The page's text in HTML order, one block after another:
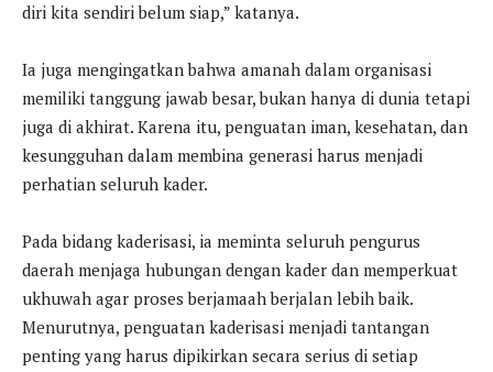
diri kita sendiri belum siap,” katanya.
Ia juga mengingatkan bahwa amanah dalam organisasi
memiliki tanggung jawab besar, bukan hanya di dunia tetapi
juga di akhirat. Karena itu, penguatan iman, kesehatan, dan
kesungguhan dalam membina generasi harus menjadi
perhatian seluruh kader.
Pada bidang kaderisasi, ia meminta seluruh pengurus
daerah menjaga hubungan dengan kader dan memperkuat
ukhuwah agar proses berjamaah berjalan lebih baik.
Menurutnya, penguatan kaderisasi menjadi tantangan
penting yang harus dipikirkan secara serius di setiap